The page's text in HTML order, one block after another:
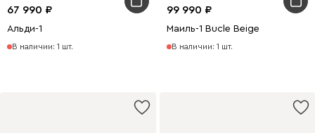
67 990
Альди-1
В наличии: 1 шт.
99 990
Маиль-1 Bucle Beige
В наличии: 1 шт.